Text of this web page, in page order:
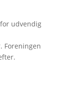
udvendig
Foreningen